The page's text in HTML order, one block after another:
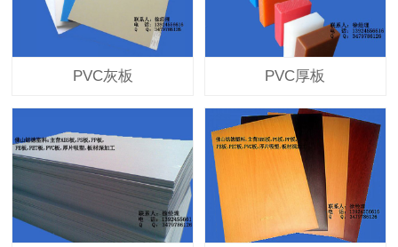
PVC灰板 PVC厚板